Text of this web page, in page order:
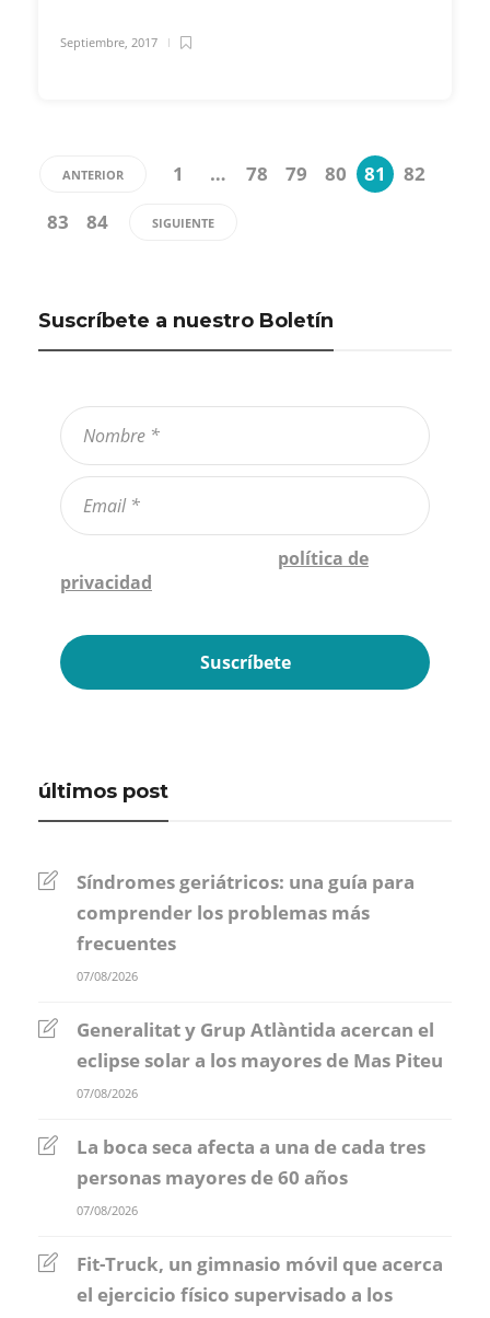
Septiembre, 2017
ANTERIOR 1 … 78 79 80 81
82
83
84 SIGUIENTE
Suscríbete a nuestro Boletín
política de
privacidad
últimos post
Síndromes geriátricos: una guía para
comprender los problemas más
frecuentes
07/08/2026
Generalitat y Grup Atlàntida acercan el
eclipse solar a los mayores de Mas Piteu
07/08/2026
La boca seca afecta a una de cada tres
personas mayores de 60 años
07/08/2026
Fit-Truck, un gimnasio móvil que acerca
el ejercicio físico supervisado a los